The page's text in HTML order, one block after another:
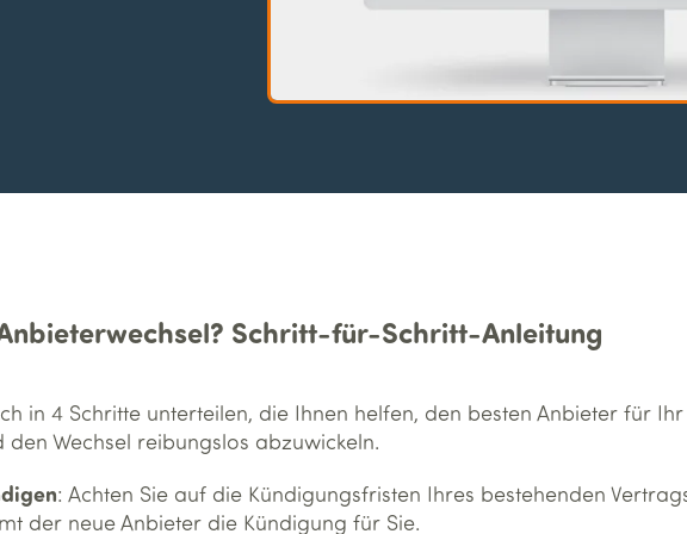
Schritt-für-Schritt-Anleitung
in 4 Schritte unterteilen, die Ihnen helfen, den besten Anbieter für Ihr
Wechsel reibungslos abzuwickeln.
: Achten Sie auf die Kündigungsfristen Ihres bestehenden
der neue Anbieter die Kündigung für Sie.